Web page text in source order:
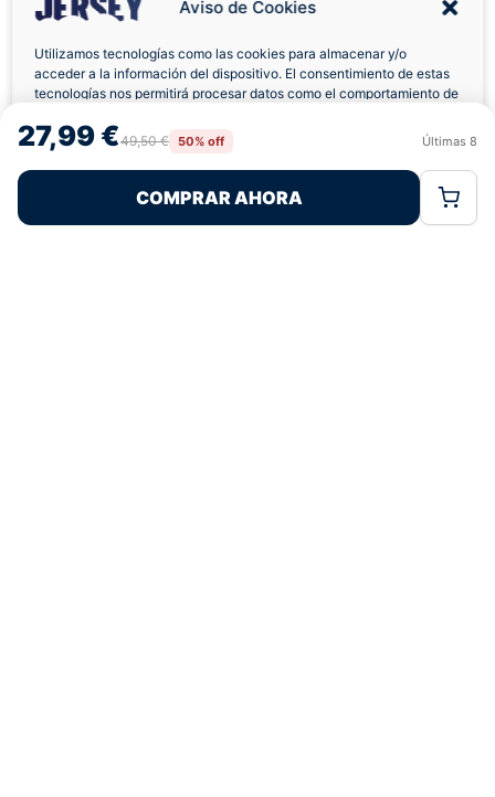
Aviso de Cookies
Utilizamos tecnologías como las cookies para almacenar y/o
acceder a la información del dispositivo. El consentimiento de estas
tecnologías nos permitirá procesar datos como el comportamiento de
retirar el consentimiento, puede afectar negativamente a ciertas
características y funciones.
Rechazar
Política de CookiesPolítica de Privacidad
27,99 €49,50 € 50% off Últimas 8
COMPRAR AHORA
¿Tienes dudas con la talla o el envío?